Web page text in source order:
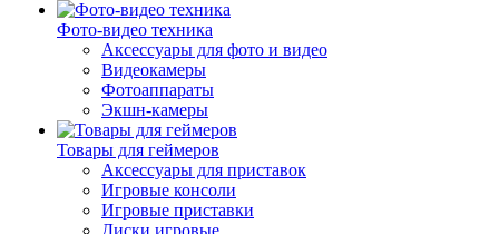
Фото-видео техника
Аксессуары для фото и видео
Видеокамеры
Фотоаппараты
Экшн-камеры
Товары для геймеров
Аксессуары для приставок
Игровые консоли
Игровые приставки
Диски игровые